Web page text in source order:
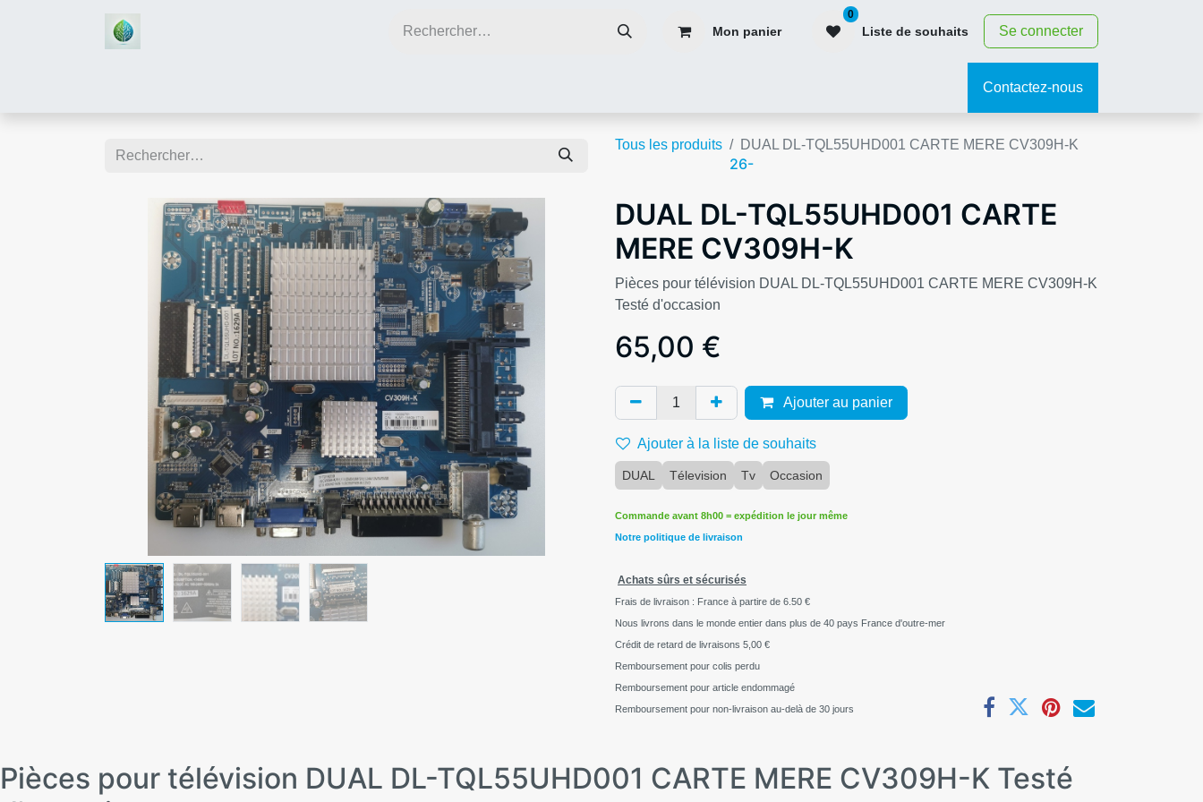
Mon panier
0
Liste de souhaits Se connecter
Contactez-nous
Tous les produits DUAL DL-TQL55UHD001 CARTE MERE CV309H-K
26-
DUAL DL-TQL55UHD001 CARTE
MERE CV309H-K
Pièces pour télévision DUAL DL-TQL55UHD001 CARTE MERE CV309H-K
Testé d'occasion
65,00 €
Ajouter au panier
Ajouter à la liste de souhaits
DUAL Télevision Tv Occasion
Commande avant 8h00 = expédition le jour même
Notre politique de livraison
Achats sûrs et sécurisés
Frais de livraison : France à partire de 6.50 €
Nous livrons dans le monde entier dans plus de 40 pays France d'outre-mer
Crédit de retard de livraisons 5,00 €
Remboursement pour colis perdu
Remboursement pour article endommagé
Remboursement pour non-livraison au-delà de 30 jours
Pièces pour télévision DUAL DL-TQL55UHD001 CARTE MERE CV309H-K Testé